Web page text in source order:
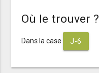
Où le trouver ?
Dans la case J-6